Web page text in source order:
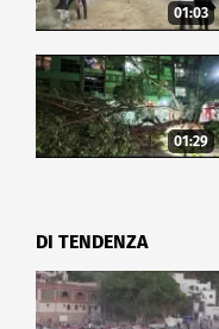
01:03
01:29
DI TENDENZA